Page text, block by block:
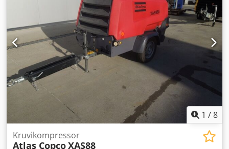
1 /8
Kruvikompressor
Atlas CopcoXAS88